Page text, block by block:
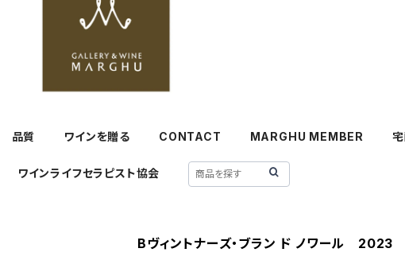
品質 ワインを贈る CONTACT MARGHU MEMBER
ワインライフセラピスト協会
Bヴィントナーズ・ブラン ド ノワール 2023